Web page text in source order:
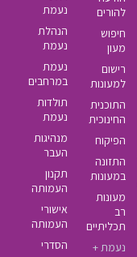
להורים
חיפוש
מעון
רישום
למעונות
התוכנית
החינוכית
הפיקוח
התזונה
במעונות
מעונות
רב
תכליתיים
נעמת +
נעמת
הנהלת
נעמת
נעמת
במרחבים
תולדות
נעמת
מנהיגות
העבר
תקנון
העמותה
אישורי
העמותה
הסדרי